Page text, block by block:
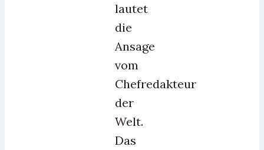
lautet
die
Ansage
vom
Chefredakteur
der
Welt.
Das